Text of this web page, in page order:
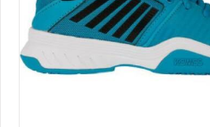
OPTIES SELECTEREN